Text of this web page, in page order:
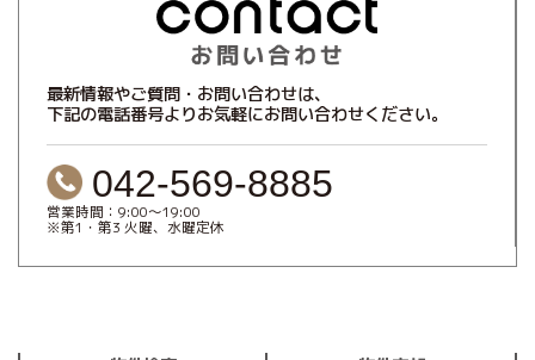
最新情報やご質問・お問い合わせは、
下記の電話番号よりお気軽にお問い合わせください。
042-569-8885
営業時間：9:00～19:00
※第1・第3 火曜、水曜定休